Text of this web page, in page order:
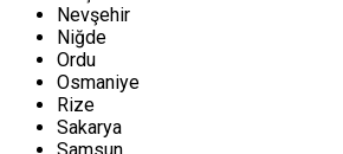
Nevşehir
Niğde
Ordu
Osmaniye
Rize
Sakarya